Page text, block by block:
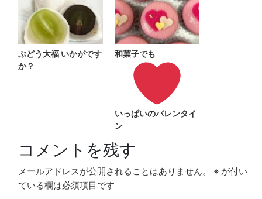
ぶどう大福 いかがです
か？
和菓子でも
いっぱいのバレンタイ
ン
コメントを残す
メールアドレスが公開されることはありません。 ※ が付い
ている欄は必須項目です